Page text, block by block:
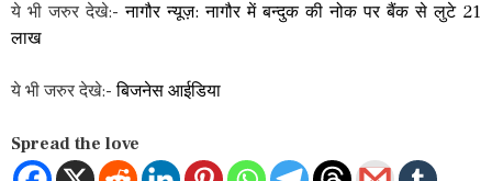
ये भी जरुर देखे:-नागौर न्यूज़: नागौर में बन्दुक की नोक पर बैंक से लुटे 21
लाख
ये भी जरुर देखे:-बिजनेस आईडिया
Spread the love